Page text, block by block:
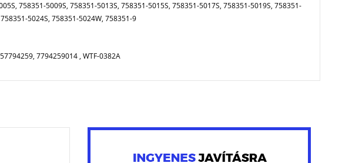
758351-5009S, 758351-5013S, 758351-5015S, 758351-5017S, 758351-5019S, 758351-
5024S, 758351-5024W, 758351-9
7794259014 , WTF-0382A